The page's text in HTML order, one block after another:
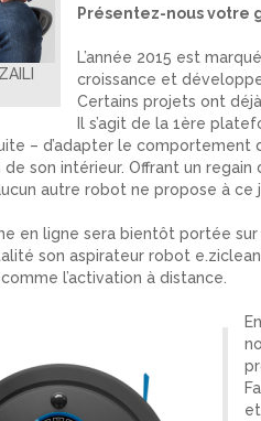
Présentez-nous votre
L’année 2015 est
croissance et
Certains projets ont
Il s’agit de la 1ère
– d’adapter le
son intérieur. Offrant un
autre robot ne propose à ce
en ligne sera bientôt portée sur
son aspirateur robot
l’activation à distance.